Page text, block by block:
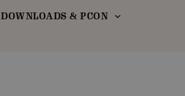
DOWNLOADS & PCON